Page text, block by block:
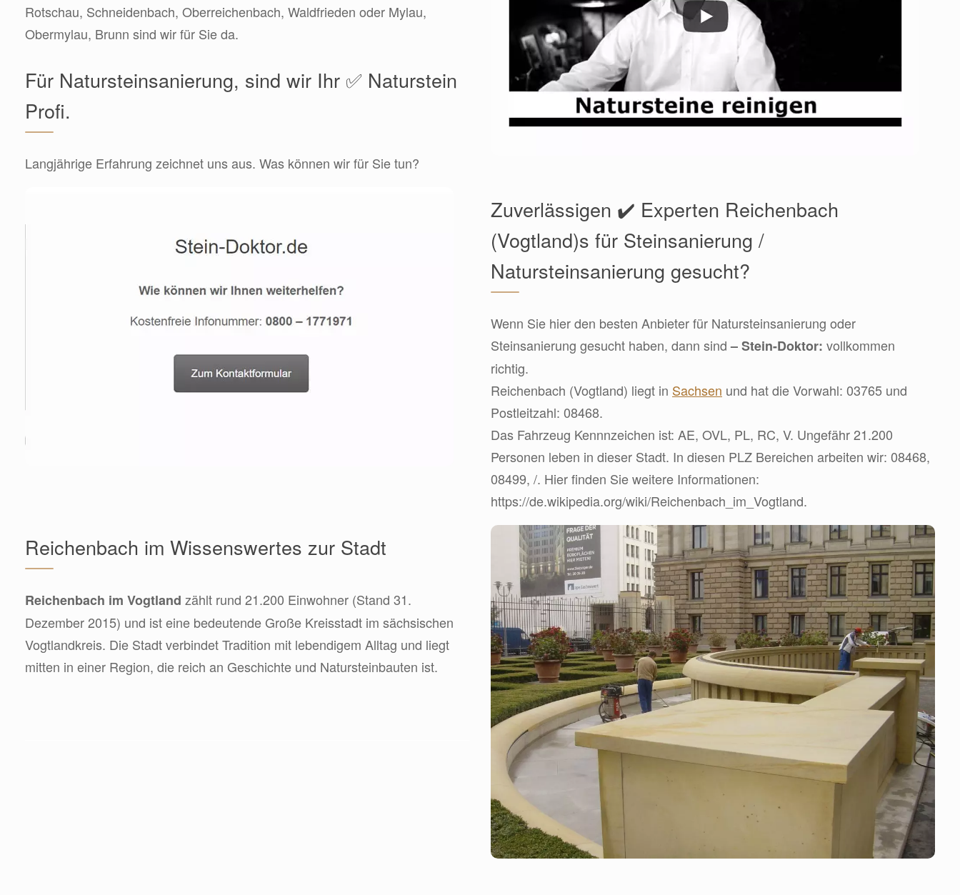
Rotschau, Schneidenbach, Oberreichenbach, Waldfrieden oder Mylau,
Obermylau, Brunn sind wir für Sie da.
Für Natursteinsanierung, sind wir Ihr ✅ Naturstein
Profi.
Langjährige Erfahrung zeichnet uns aus. Was können wir für Sie tun?
Zuverlässigen ✔️ Experten Reichenbach
(Vogtland)s für Steinsanierung /
Natursteinsanierung gesucht?
Wenn Sie hier den besten Anbieter für Natursteinsanierung oder
Steinsanierung gesucht haben, dann sind– Stein-Doktor: vollkommen
richtig.
Reichenbach (Vogtland) liegt in Sachsen und hat die Vorwahl: 03765 und
Postleitzahl: 08468.
Das Fahrzeug Kennnzeichen ist: AE, OVL, PL, RC, V. Ungefähr 21.200
Personen leben in dieser Stadt. In diesen PLZ Bereichen arbeiten wir: 08468,
08499, /. Hier finden Sie weitere Informationen:
https://de.wikipedia.org/wiki/Reichenbach_im_Vogtland.
Reichenbach im Wissenswertes zur Stadt
Reichenbach im Vogtland zählt rund 21.200 Einwohner (Stand 31.
Dezember 2015) und ist eine bedeutende Große Kreisstadt im sächsischen
Vogtlandkreis. Die Stadt verbindet Tradition mit lebendigem Alltag und liegt
mitten in einer Region, die reich an Geschichte und Natursteinbauten ist.